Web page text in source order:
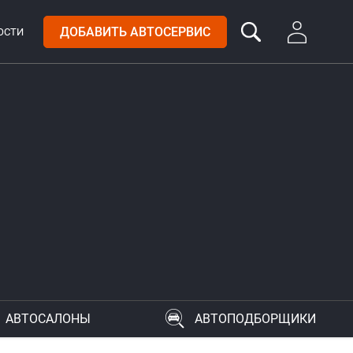
ДОБАВИТЬ АВТОСЕРВИС
АВТОСАЛОНЫ АВТОПОДБОРЩИКИ